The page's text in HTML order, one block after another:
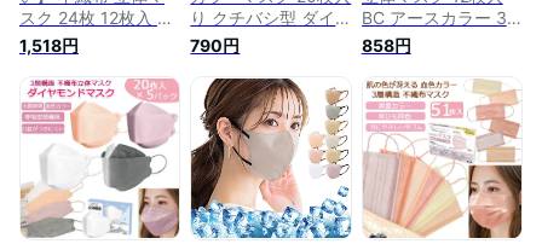
スク 24枚 12枚入 2
パック BC アースカ
ラー3D マスク 不織
布マスク 不織布立体
マスク カラー 不織
布カラーマスク 血色
マスク くすみカラー
不織布立体カラーマ
スク 不織布 使い捨
て 素敵 カラーマス
ク イエベ ブルべ マ
1,518円
り クチバシ型 ダイ
ヤモンドマスク 血色
カラー 3D 立体マス
ク 不織布マスク カ
ラー 不織布 使い捨
て 血色マスク 舟形
柳葉型 チークマスク
素敵 おしゃれ くち
ばし 不織布立体カラ
ーマスク ダイヤモン
ド形状 韓国マスク
790円
BC アースカラー 3D
立体 マスク 不織布
マスク 不織布立体マ
スク カラー 不織布
カラーマスク 血色マ
スク くすみカラー
不織布立体カラーマ
スク 不織布 使い捨
て 素敵 おしゃれ カ
ラーマスク イエベ
ブルべ マスク イエ
858円